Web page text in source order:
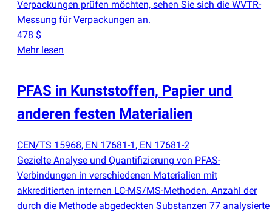
Verpackungen prüfen möchten, sehen Sie sich die WVTR-
Messung für Verpackungen an.
478 $
Mehr lesen
PFAS in Kunststoffen, Papier und
anderen festen Materialien
CEN/TS 15968, EN 17681-1, EN 17681-2
Gezielte Analyse und Quantifizierung von PFAS-
Verbindungen in verschiedenen Materialien mit
akkreditierten internen LC-MS/MS-Methoden. Anzahl der
durch die Methode abgedeckten Substanzen 77 analysierte